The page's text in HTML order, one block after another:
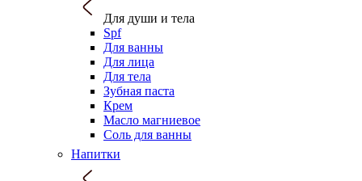
Для души и тела
Spf
Для ванны
Для лица
Для тела
Зубная паста
Крем
Масло магниевое
Соль для ванны
Напитки